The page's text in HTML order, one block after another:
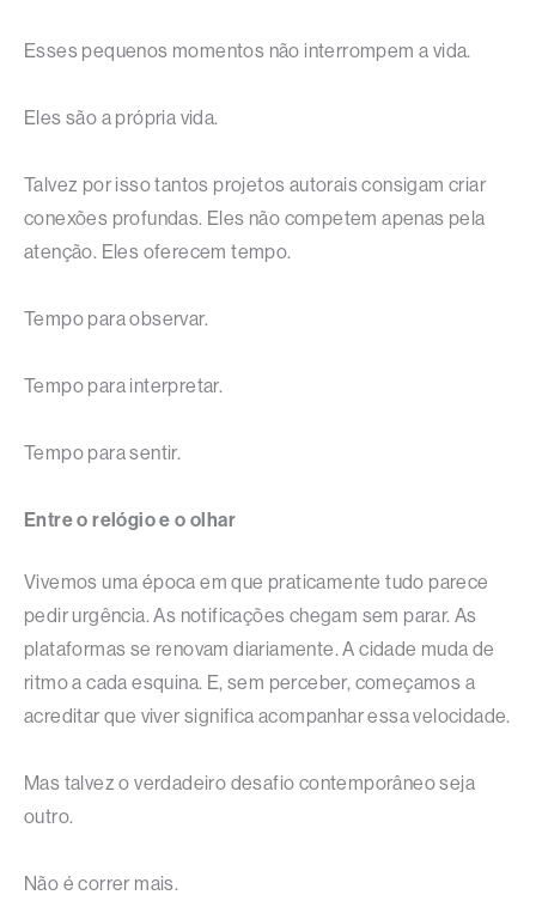
Esses pequenos momentos não interrompem a vida.
Eles são a própria vida.
Talvez por isso tantos projetos autorais consigam criar
conexões profundas. Eles não competem apenas pela
atenção. Eles oferecem tempo.
Tempo para observar.
Tempo para interpretar.
Tempo para sentir.
Entre o relógio e o olhar
Vivemos uma época em que praticamente tudo parece
pedir urgência. As notificações chegam sem parar. As
plataformas se renovam diariamente. A cidade muda de
ritmo a cada esquina. E, sem perceber, começamos a
acreditar que viver significa acompanhar essa velocidade.
Mas talvez o verdadeiro desafio contemporâneo seja
outro.
Não é correr mais.